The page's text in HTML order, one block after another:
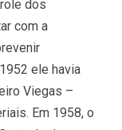
dos
com a
ele havia
Viegas –
Em 1958, o